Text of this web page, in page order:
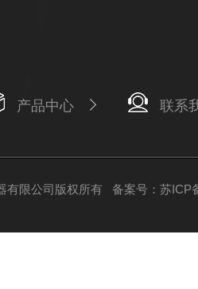
产品中心 联系
有限公司版权所有 备案号：苏ICP